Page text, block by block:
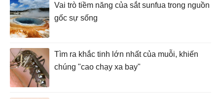
Vai trò tiềm năng của sắt sunfua trong nguồn
gốc sự sống
Tìm ra khắc tinh lớn nhất của muỗi, khiến
chúng "cao chạy xa bay"